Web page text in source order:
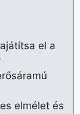
el a
elmélet és